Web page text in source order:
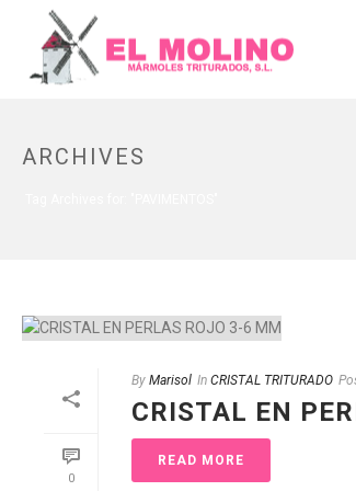
ARCHIVES
0
By Marisol In CRISTAL TRITURADO
CRISTAL EN
READ MORE